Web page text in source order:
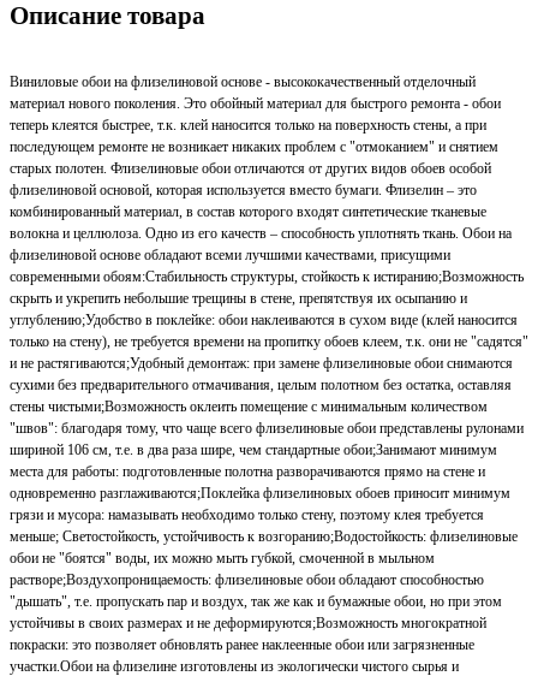
Описание товара
Виниловые обои на флизелиновой основе - высококачественный отделочный
материал нового поколения. Это обойный материал для быстрого ремонта - обои
теперь клеятся быстрее, т.к. клей наносится только на поверхность стены, а при
последующем ремонте не возникает никаких проблем с "отмоканием" и снятием
старых полотен. Флизелиновые обои отличаются от других видов обоев особой
флизелиновой основой, которая используется вместо бумаги. Флизелин – это
комбинированный материал, в состав которого входят синтетические тканевые
волокна и целлюлоза. Одно из его качеств – способность уплотнять ткань. Обои на
флизелиновой основе обладают всеми лучшими качествами, присущими
современными обоям:Стабильность структуры, стойкость к истиранию;Возможность
скрыть и укрепить небольшие трещины в стене, препятствуя их осыпанию и
углублению;Удобство в поклейке: обои наклеиваются в сухом виде (клей наносится
только на стену), не требуется времени на пропитку обоев клеем, т.к. они не "садятся"
и не растягиваются;Удобный демонтаж: при замене флизелиновые обои снимаются
сухими без предварительного отмачивания, целым полотном без остатка, оставляя
стены чистыми;Возможность оклеить помещение с минимальным количеством
"швов": благодаря тому, что чаще всего флизелиновые обои представлены рулонами
шириной 106 см, т.е. в два раза шире, чем стандартные обои;Занимают минимум
места для работы: подготовленные полотна разворачиваются прямо на стене и
одновременно разглаживаются;Поклейка флизелиновых обоев приносит минимум
грязи и мусора: намазывать необходимо только стену, поэтому клея требуется
меньше; Светостойкость, устойчивость к возгоранию;Водостойкость: флизелиновые
обои не "боятся" воды, их можно мыть губкой, смоченной в мыльном
растворе;Воздухопроницаемость: флизелиновые обои обладают способностью
"дышать", т.е. пропускать пар и воздух, так же как и бумажные обои, но при этом
устойчивы в своих размерах и не деформируются;Возможность многократной
покраски: это позволяет обновлять ранее наклеенные обои или загрязненные
участки.Обои на флизелине изготовлены из экологически чистого сырья и